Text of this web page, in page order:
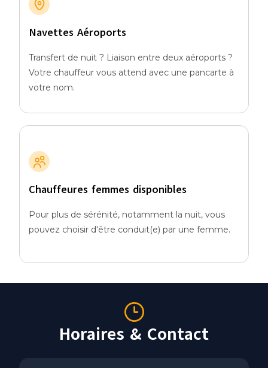
Navettes Aéroports
Transfert de nuit ? Liaison entre deux aéroports ?
Votre chauffeur vous attend avec une pancarte à
votre nom.
Chauffeures femmes disponibles
Pour plus de sérénité, notamment la nuit, vous
pouvez choisir d'être conduit(e) par une femme.
Horaires & Contact